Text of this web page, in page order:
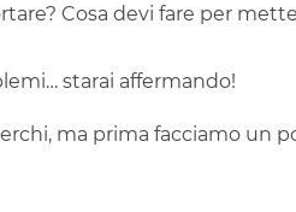
Cosa devi fare per
starai affermando!
ma prima facciamo un